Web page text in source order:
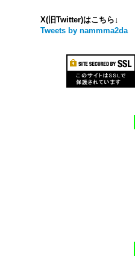
X(旧Twitter)はこちら↓
Tweets by nammma2da